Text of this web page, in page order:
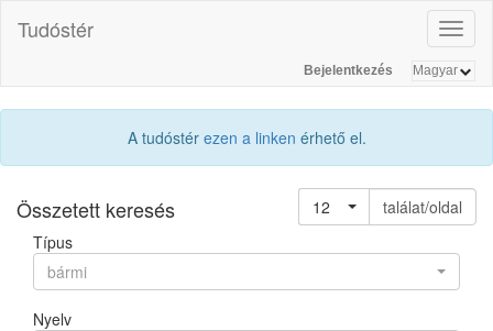
Tudóstér
Bejelentkezés
A tudóstér ezen a linken érhető el.
Összetett keresés 12
találat/oldal
Típus
bármi
Nyelv